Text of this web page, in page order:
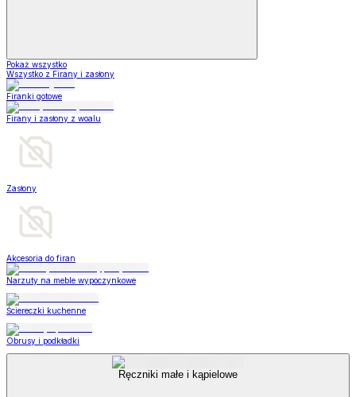
Pokaż wszystko
Wszystko z Firany i zasłony
Firanki gotowe
Firany i zasłony z woalu
Zasłony
Akcesoria do firan
Narzuty na meble wypoczynkowe
Ściereczki kuchenne
Obrusy i podkładki
Ręczniki małe i kąpielowe